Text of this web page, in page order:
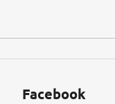
Facebook